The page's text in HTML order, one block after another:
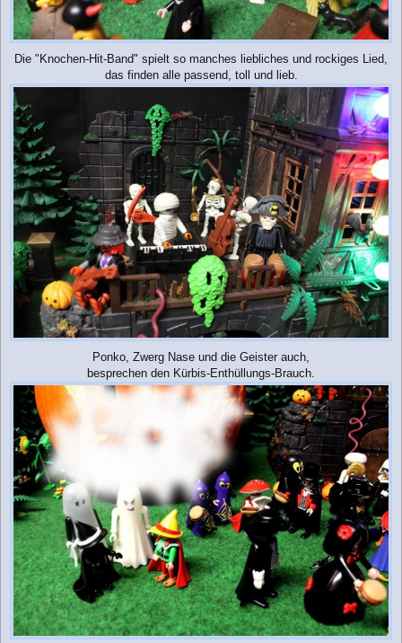
Die "Knochen-Hit-Band" spielt so manches liebliches und rockiges Lied,
das finden alle passend, toll und lieb.
Ponko, Zwerg Nase und die Geister auch,
besprechen den Kürbis-Enthüllungs-Brauch.